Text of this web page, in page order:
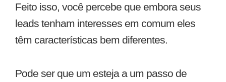
Feito isso, você percebe que embora seus
leads tenham interesses em comum eles
têm características bem diferentes.
Pode ser que um esteja a um passo de